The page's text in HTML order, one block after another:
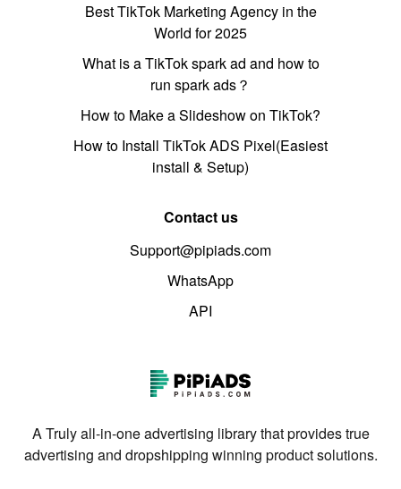
Best TikTok Marketing Agency in the
World for 2025
What is a TikTok spark ad and how to
run spark ads？
How to Make a Slideshow on TikTok?
How to Install TikTok ADS Pixel(Easiest
install & Setup)
Contact us
Support@pipiads.com
WhatsApp
API
A Truly all-in-one advertising library that provides true
advertising and dropshipping winning product solutions.